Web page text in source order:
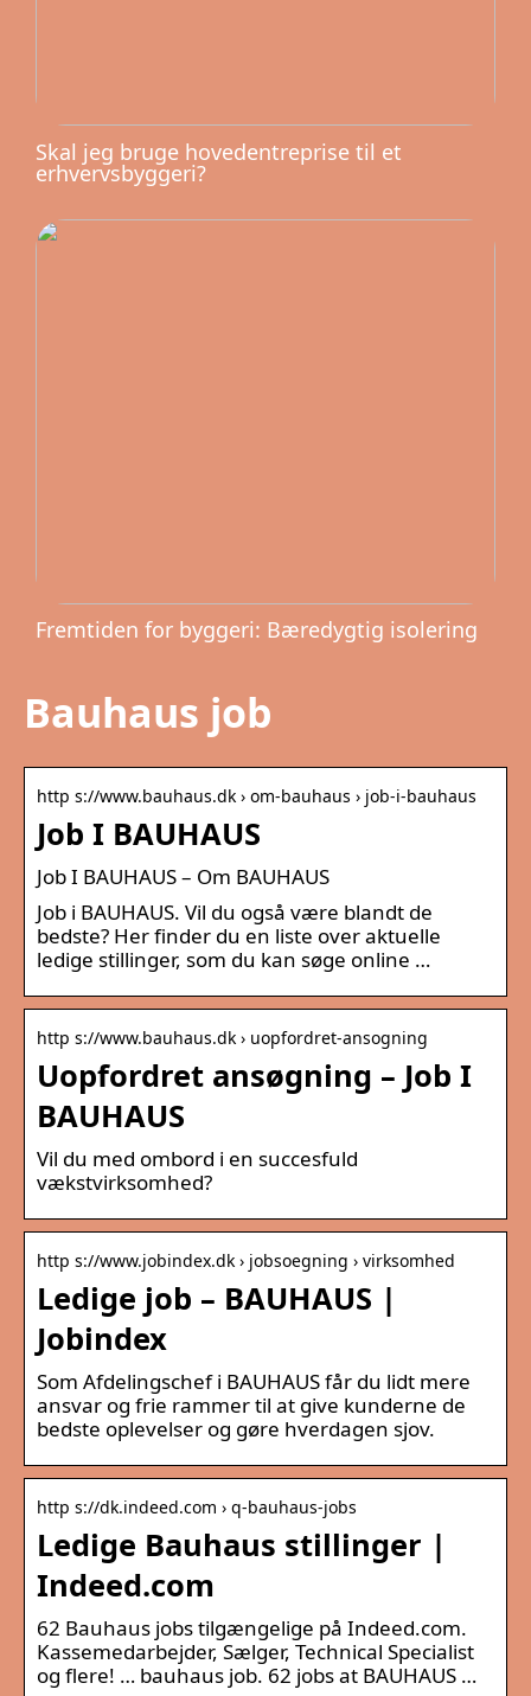
Skal jeg bruge hovedentreprise til et
erhvervsbyggeri?
Fremtiden for byggeri: Bæredygtig isolering
Bauhaus job
http s://www.bauhaus.dk › om-bauhaus › job-i-bauhaus
Job I BAUHAUS
Job I BAUHAUS – Om BAUHAUS
Job i BAUHAUS. Vil du også være blandt de
bedste? Her finder du en liste over aktuelle
ledige stillinger, som du kan søge online …
http s://www.bauhaus.dk › uopfordret-ansogning
Uopfordret ansøgning – Job I
BAUHAUS
Vil du med ombord i en succesfuld
vækstvirksomhed?
http s://www.jobindex.dk › jobsoegning › virksomhed
Ledige job – BAUHAUS |
Jobindex
Som Afdelingschef i BAUHAUS får du lidt mere
ansvar og frie rammer til at give kunderne de
bedste oplevelser og gøre hverdagen sjov.
http s://dk.indeed.com › q-bauhaus-jobs
Ledige Bauhaus stillinger |
Indeed.com
62 Bauhaus jobs tilgængelige på Indeed.com.
Kassemedarbejder, Sælger, Technical Specialist
og flere! … bauhaus job. 62 jobs at BAUHAUS …